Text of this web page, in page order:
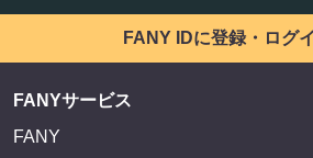
FANY IDに登録・ログ
FANYサービス
FANY